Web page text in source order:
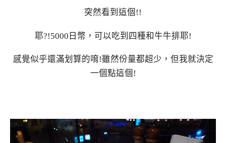
突然看到這個!!
耶?!5000日幣，可以吃到四種和牛牛排耶!
感覺似乎還滿划算的唷!雖然份量都超少，但我就決定
一個點這個!